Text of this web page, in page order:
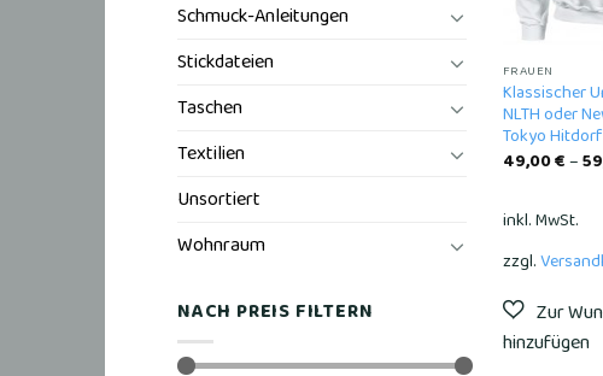
Schmuck-Anleitungen
Stickdateien
Taschen
Textilien
Unsortiert
Wohnraum
NACH PREIS FILTERN
FRAUEN
Klassischer
NLTH oder
Tokyo
49,00€–
inkl. MwSt.
zzgl.